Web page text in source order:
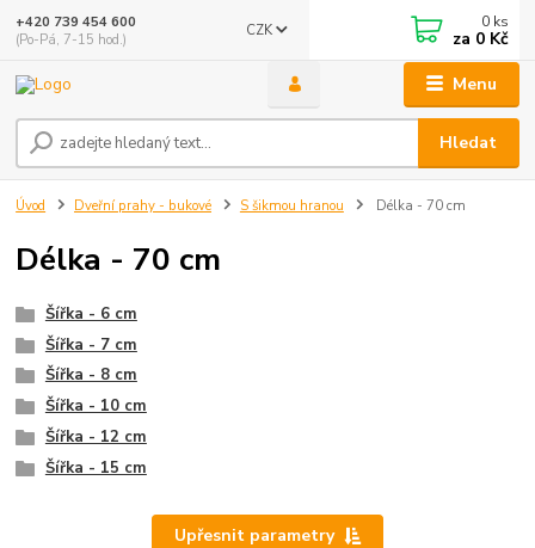
Menu
CZK
Hledat
+420 739 454 600
(Po-Pá, 7-15 hod.)
0 ks
za 0 Kč
Úvod Dveřní prahy - bukové S šikmou hranou Délka - 70 cm
Délka - 70 cm
Šířka - 6 cm
Šířka - 7 cm
Šířka - 8 cm
Šířka - 10 cm
Šířka - 12 cm
Šířka - 15 cm
Upřesnit parametry